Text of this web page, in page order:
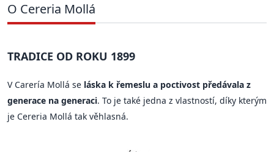
O Cereria Mollá
TRADICE OD ROKU 1899
V Carería Mollá se láska k řemeslu a poctivost předávala z
generace na generaci. To je také jedna z vlastností, díky kterým
je Cereria Mollá tak věhlasná.